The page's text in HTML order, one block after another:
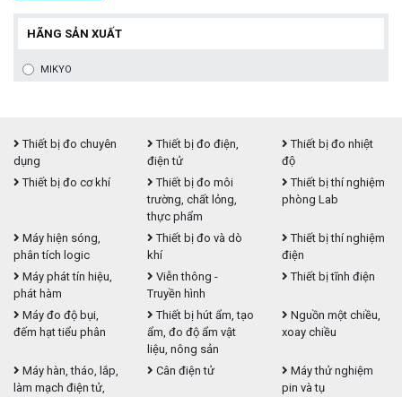
HÃNG SẢN XUẤT
MIKYO
Thiết bị đo chuyên
dụng
Thiết bị đo điện,
điện tử
Thiết bị đo nhiệt
độ
Thiết bị đo cơ khí
Thiết bị đo môi
trường, chất lỏng,
thực phẩm
Thiết bị thí nghiệm
phòng Lab
Máy hiện sóng,
phân tích logic
Thiết bị đo và dò
khí
Thiết bị thí nghiệm
điện
Máy phát tín hiệu,
phát hàm
Viễn thông -
Truyền hình
Thiết bị tĩnh điện
Máy đo độ bụi,
đếm hạt tiểu phân
Thiết bị hút ẩm, tạo
ẩm, đo độ ẩm vật
liệu, nông sản
Nguồn một chiều,
xoay chiều
Máy hàn, tháo, lắp,
làm mạch điện tử,
Cân điện tử
Máy thử nghiệm
pin và tụ